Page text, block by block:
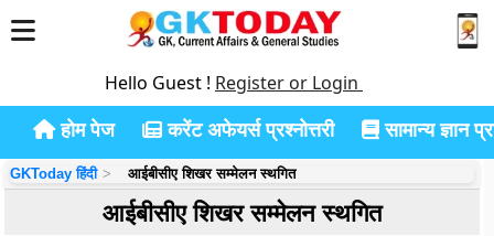
Hello Guest ! Register or Login
होम पेज करेंट अफेयर्स प्रश्नोत्तरी सामान्य ज्ञान
GKToday हिंदी आईबीसीए शिखर सम्मेलन स्थगित
आईबीसीए शिखर सम्मेलन स्थगित